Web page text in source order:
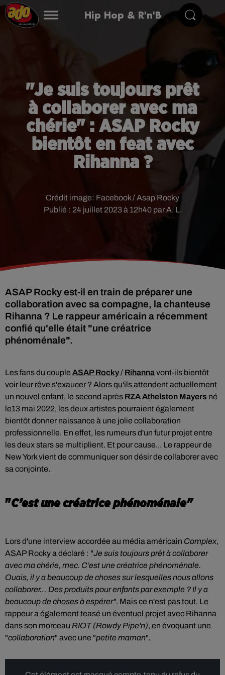
Hip Hop & R'n'B
"Je suis toujours prêt
à collaborer avec ma
chérie" : ASAP Rocky
bientôt en feat avec
Rihanna ?
Publié : 24 juillet 2023 à 12h40 par A. L.
Crédit image: Facebook / Asap Rocky
ASAP Rocky est-il en train de préparer une
collaboration avec sa compagne, la chanteuse
Rihanna ? Le rappeur américain a récemment
confié qu'elle était "une créatrice
phénoménale".
Les fans du couple ASAP Rocky/ Rihannavont-ils bientôt
voir leur rêve s'exaucer ? Alors qu'ils attendent actuellement
un nouvel enfant, le second après RZA Athelston Mayers né
le13 mai 2022, les deux artistes pourraient également
bientôt donner naissance à une jolie collaboration
professionnelle. En effet, les rumeurs d'un futur projet entre
les deux stars se multiplient. Et pour cause... Le rappeur de
New York vient de communiquer son désir de collaborer avec
sa conjointe.
"C’est une créatrice phénoménale"
Lors d'une interview accordée au média américain Complex,
ASAP Rocky a déclaré : "Je suis toujours prêt à collaborer
avec ma chérie, mec. C’est une créatrice phénoménale.
Ouais, il y a beaucoup de choses sur lesquelles nous allons
collaborer… Des produits pour enfants par exemple ? Il y a
beaucoup de choses à espérer". Mais ce n'est pas tout. Le
rappeur a également teasé un éventuel projet avec Rihanna
dans son morceau RIOT (Rowdy Pipe'n), en évoquant une
"collaboration" avec une "petite maman".